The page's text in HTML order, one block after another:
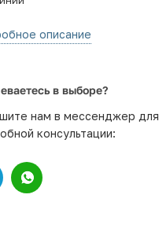
описание
в выборе?
нам в мессенджер для
консультации: